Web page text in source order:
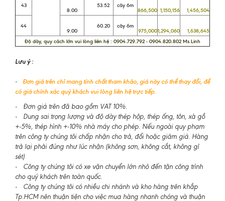
43
8.00
53.52 cây 6m
866,500 1,150,156 1,456,504
44
9.00
60.20 cây 6m
975,0001,294,060
1,638,645
Độ dày, quy cách lớn vui lòng liên hệ : 0904.729.792 - 0904.820.802 Ms.Linh
Lưu ý :
-
Đơn giá trên chỉ mang tính chất tham khảo, giá này có thể thay đổi, để
có giá chính xác quý khách vui lòng liên hệ trực tiếp.
- Đơn giá trên đã bao gồm VAT 10%.
- Dung sai trọng lượng và độ dày thép hộp, thép ống, tôn, xà gồ
+-5%, thép hình +-10% nhà máy cho phép. Nếu ngoài quy phạm
trên công ty chúng tôi chấp nhận cho trả, đổi hoặc giảm giá. Hàng
trả lại phải đúng như lúc nhận (không sơn, không cắt, không gỉ
sét)
- Công ty chúng tôi có xe vận chuyển lớn nhỏ đến tận công trình
cho quý khách trên toàn quốc.
- Công ty chúng tôi có nhiều chi nhánh và kho hàng trên khắp
Tp.HCM nên thuận tiện cho việc mua hàng nhanh chóng và thuận